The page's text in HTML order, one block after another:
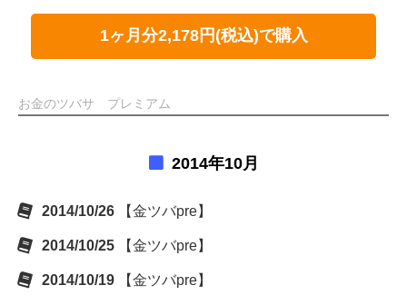
1ヶ月分2,178円(税込)で購入
お金のツバサ プレミアム
2014年10月
2014/10/26 【金ツバpre】
2014/10/25 【金ツバpre】
2014/10/19 【金ツバpre】